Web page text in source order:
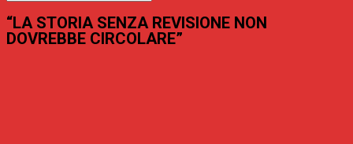
“LA STORIA SENZA REVISIONE NON
DOVREBBE CIRCOLARE”